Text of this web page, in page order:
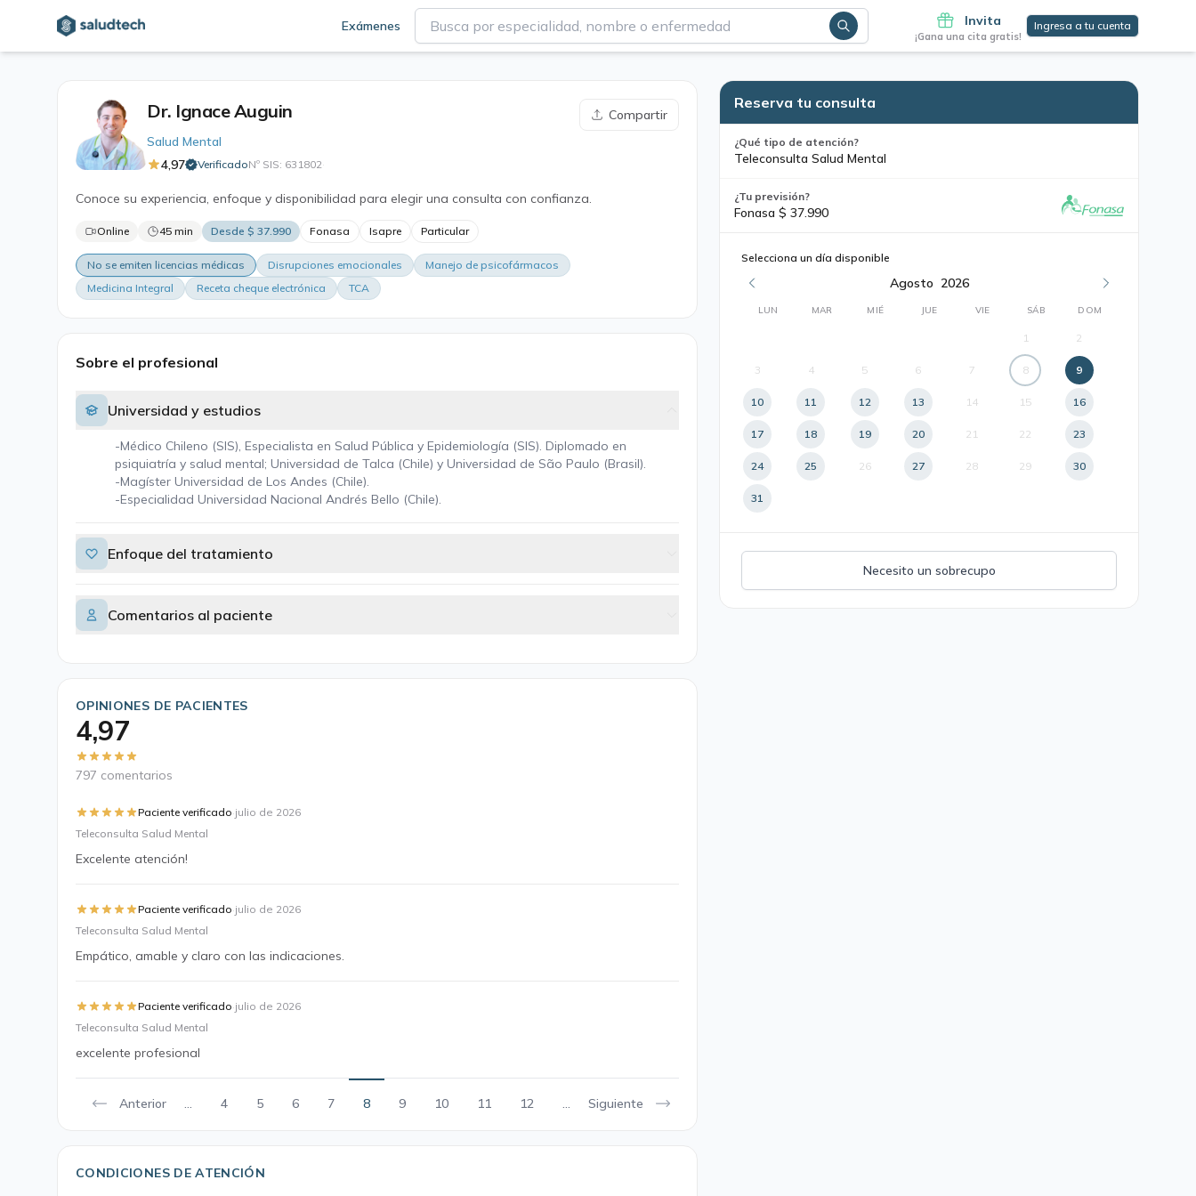
Exámenes Invita
¡Gana una cita gratis!
Ingresa a tu cuenta
Dr. Ignace Auguin
Compartir
Salud Mental
4,97
VerificadoNº SIS: 631802·
Conoce su experiencia, enfoque y disponibilidad para elegir una consulta con confianza.
Online 45 min Desde $ 37.990 Fonasa Isapre Particular
No se emiten licencias médicas Disrupciones emocionales
Manejo de psicofármacos
Medicina Integral
Receta cheque electrónica TCA
Sobre el profesional
Universidad y estudios
-Médico Chileno (SIS), Especialista en Salud Pública y Epidemiología (SIS). Diplomado en
psiquiatría y salud mental; Universidad de Talca (Chile) y Universidad de São Paulo (Brasil).
-Magíster Universidad de Los Andes (Chile).
-Especialidad Universidad Nacional Andrés Bello (Chile).
Enfoque del tratamiento
Comentarios al paciente
OPINIONES DE PACIENTES
4,97
797 comentarios
Paciente verificado·julio de 2026
Teleconsulta Salud Mental
Excelente atención!
Paciente verificado·julio de 2026
Teleconsulta Salud Mental
Empático, amable y claro con las indicaciones.
Paciente verificado·julio de 2026
Teleconsulta Salud Mental
excelente profesional
Anterior ... 4 5 6 7 8 9 10 11 12 ... Siguiente
CONDICIONES DE ATENCIÓN
Reserva tu consulta
¿Qué tipo de atención?
Teleconsulta Salud Mental
¿Tu previsión?
Fonasa $ 37.990
Selecciona un día disponible
Agosto 2026
LUN MAR MIÉ JUE VIE SÁB DOM
1 2
3 4 5 6 7 8 9
10 11 12 13 14 15 16
17 18 19 20 21 22 23
24 25 26 27 28 29 30
31
Necesito un sobrecupo